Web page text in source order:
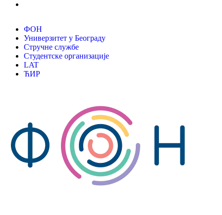
ФОН
Универзитет у Београду
Стручне службе
Студентске организације
LAT
ЋИР